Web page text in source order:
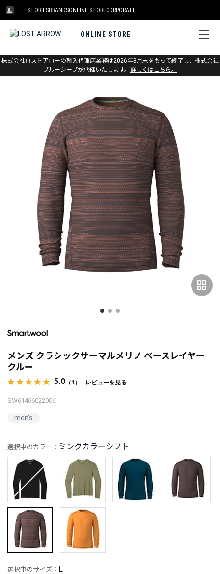
STORIESBRANDSONLINE STORECORPORATE
ONLINE STORE
株式会社ロストアローの輸入代理店業務は2026年8月末をもって終了し、株式会社
ブルーシープが承継いたします。 詳しくはこちら。
ホーム > スマートウール > アパレル > アンダーウェア
grid_view
メンズ クラシックサーマルメリノ ベースレイヤー
クルー
5.0 （1） レビューを見る
SW61466022006
men's
選択中のカラー： ミンクカラーシフト
選択中のサイズ： L